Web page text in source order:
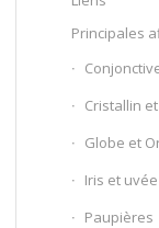
Principales
Cristallin
Globe et
Iris et uvée
Paupières